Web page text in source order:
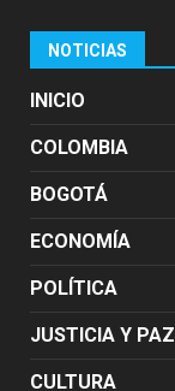
NOTICIAS
INICIO
COLOMBIA
BOGOTÁ
ECONOMÍA
POLÍTICA
JUSTICIA Y PAZ
CULTURA